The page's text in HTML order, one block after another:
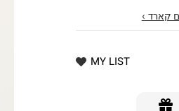
קארד ›
MY LIST